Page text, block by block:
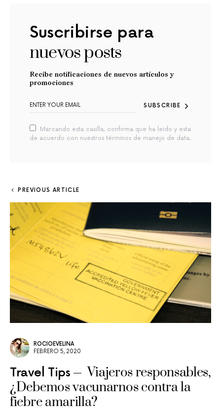
Suscribirse para
nuevos posts
Recibe notificaciones de nuevos artículos y
promociones
SUBSCRIBE
Marcando esta casilla, confirma que ha leido y esta
de acuerdo con nuestros términos de manejo de data.
PREVIOUS ARTICLE
ROCIOEVELINA
FEBRERO 5, 2020
Travel Tips
Viajeros responsables,
¿Debemos vacunarnos contra la
fiebre amarilla?